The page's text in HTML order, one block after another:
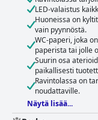
LED-valaistus
Huoneissa on
vain pyynnöstä.
WC-paperi, joka
paperista tai jolle
Suurin osa
paikallisesti
Ravintolassa on
noudattaville.
Näytä lisää...